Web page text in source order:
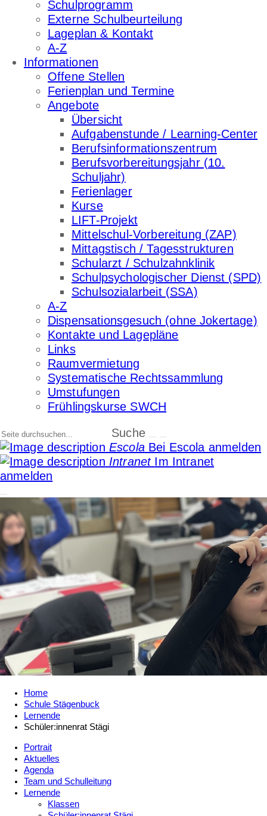
Schulprogramm
Externe Schulbeurteilung
Lageplan & Kontakt
A-Z
Informationen
Offene Stellen
Ferienplan und Termine
Angebote
Übersicht
Aufgabenstunde / Learning-Center
Berufsinformationszentrum
Berufsvorbereitungsjahr (10.
Schuljahr)
Ferienlager
Kurse
LIFT-Projekt
Mittelschul-Vorbereitung (ZAP)
Mittagstisch / Tagesstrukturen
Schularzt / Schulzahnklinik
Schulpsychologischer Dienst (SPD)
Schulsozialarbeit (SSA)
A-Z
Dispensationsgesuch (ohne Jokertage)
Kontakte und Lagepläne
Links
Raumvermietung
Systematische Rechtssammlung
Umstufungen
Frühlingskurse SWCH
Suche
Escola Bei Escola anmelden
Intranet Im Intranet
anmelden
Home
Schule Stägenbuck
Lernende
Schüler:innenrat Stägi
Portrait
Aktuelles
Agenda
Team und Schulleitung
Lernende
Klassen